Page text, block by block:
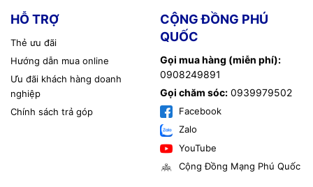
HỖ TRỢ
Thẻ ưu đãi
Hướng dẫn mua online
Ưu đãi khách hàng doanh
nghiệp
Chính sách trả góp
CỘNG ĐỒNG PHÚ
QUỐC
Gọi mua hàng (miễn phí):
0908249891
Gọi chăm sóc: 0939979502
Facebook
Zalo
YouTube
Cộng Đồng Mạng Phú Quốc